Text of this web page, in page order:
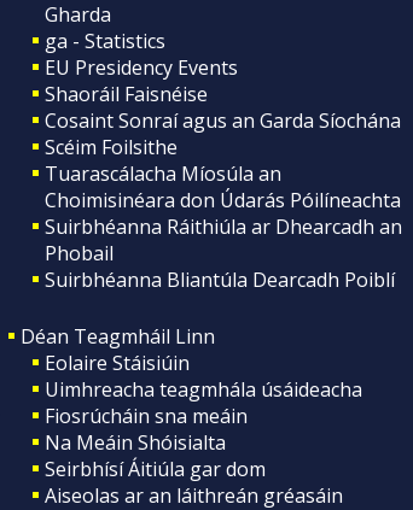
Gharda
ga - Statistics
EU Presidency Events
Shaoráil Faisnéise
Cosaint Sonraí agus an Garda Síochána
Scéim Foilsithe
Tuarascálacha Míosúla an
Choimisinéara don Údarás Póilíneachta
Suirbhéanna Ráithiúla ar Dhearcadh an
Phobail
Suirbhéanna Bliantúla Dearcadh Poiblí
Déan Teagmháil Linn
Eolaire Stáisiúin
Uimhreacha teagmhála úsáideacha
Fiosrúcháin sna meáin
Na Meáin Shóisialta
Seirbhísí Áitiúla gar dom
Aiseolas ar an láithreán gréasáin